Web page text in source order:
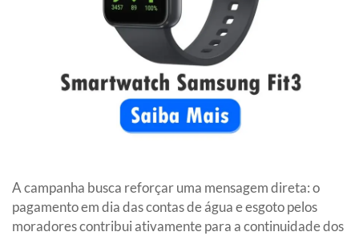
A campanha busca reforçar uma mensagem direta: o
pagamento em dia das contas de água e esgoto pelos
moradores contribui ativamente para a continuidade dos